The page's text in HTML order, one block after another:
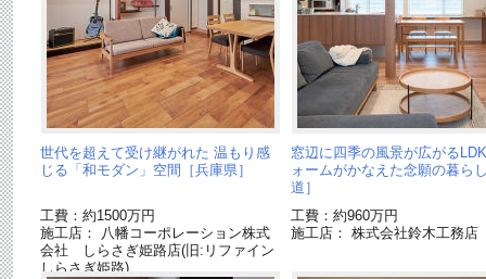
世代を超えて受け継がれた 温もり感
じる「和モダン」空間［兵庫県］
工費：約1500万円
施工店： 八幡コーポレーション株式
会社 しらさぎ姫路店(旧:リファイン
しらさぎ姫路)
窓辺に四季の風景が広がる
ォームがかなえた念願の暮ら
道］
工費：約960万円
施工店： 株式会社鈴木工務店